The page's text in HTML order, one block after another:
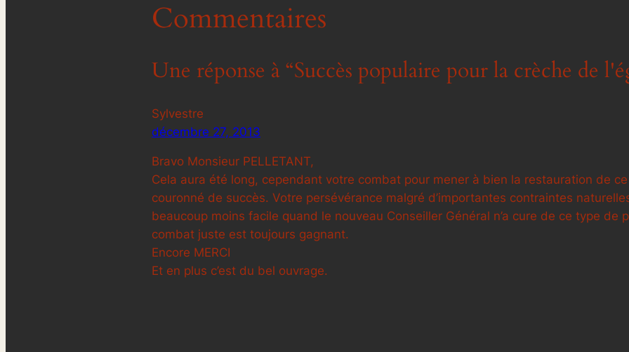
Commentaires
Une réponse à “Succès populaire pour la crèche de
Sylvestre
décembre 27, 2013
Bravo Monsieur PELLETANT,
Cela aura été long, cependant votre combat pour mener à bien la restauration de
couronné de succès. Votre persévérance malgré d’importantes contraintes
beaucoup moins facile quand le nouveau Conseiller Général n’a cure de ce type de
combat juste est toujours gagnant.
Encore MERCI
Et en plus c’est du bel ouvrage.